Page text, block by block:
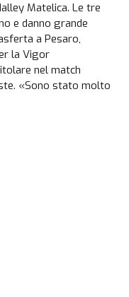
Matelica. Le tre
e danno grande
a Pesaro,
la Vigor
nel match
«Sono stato molto